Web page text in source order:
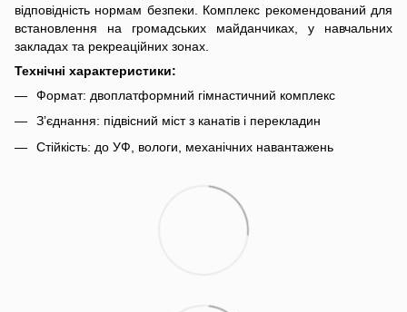
відповідність нормам безпеки. Комплекс рекомендований для
встановлення на громадських майданчиках, у навчальних
закладах та рекреаційних зонах.
Технічні характеристики:
Формат: двоплатформний гімнастичний комплекс
З’єднання: підвісний міст з канатів і перекладин
Стійкість: до УФ, вологи, механічних навантажень